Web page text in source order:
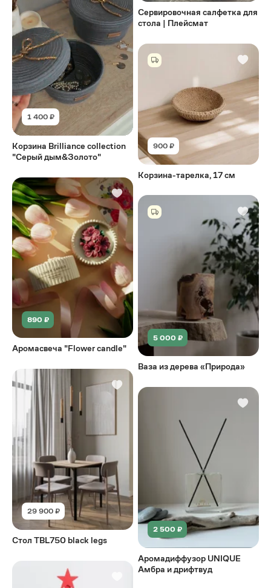
1 400 ₽
Корзина Brilliance collection
"Серый дым&Золото"
890 ₽
Аромасвеча "Flower candle"
29 900 ₽
Стол TBL750 black legs
Сервировочная салфетка для
стола | Плейсмат
900 ₽
Корзина-тарелка, 17 см
5 000 ₽
Ваза из дерева «Природа»
2 500 ₽
Аромадиффузор UNIQUE
Амбра и дрифтвуд